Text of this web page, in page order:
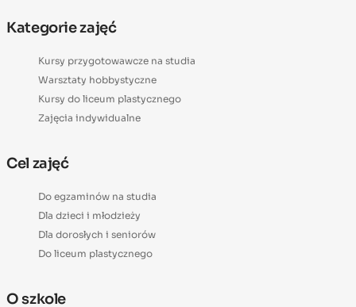
Kategorie zajęć
Kursy przygotowawcze na studia
Warsztaty hobbystyczne
Kursy do liceum plastycznego
Zajęcia indywidualne
Cel zajęć
Do egzaminów na studia
Dla dzieci i młodzieży
Dla dorosłych i seniorów
Do liceum plastycznego
O szkole